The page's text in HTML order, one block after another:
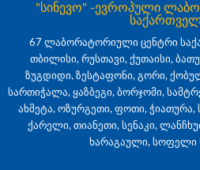
"სინევო" -ევროპული
67 ლაბორატორიული ცენტრი
თბილისი, რუსთავი, ქუთაისი,
ზუგდიდი, ზესტაფონი, გორი,
სართიჭალა, ყაზბეგი, ბორჯომი,
ახმეტა, ოზურგეთი, ფოთი,
ქარელი, თიანეთი, სენაკი,
ხარაგაული, სოფელი